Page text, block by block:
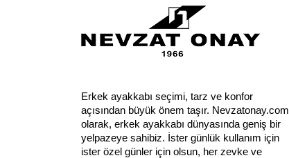
Erkek ayakkabı seçimi, tarz ve konfor
açısından büyük önem taşır. Nevzatonay.com
olarak, erkek ayakkabı dünyasında geniş bir
yelpazeye sahibiz. İster günlük kullanım için
ister özel günler için olsun, her zevke ve